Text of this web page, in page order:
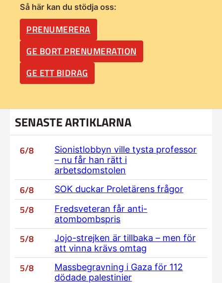
Så här kan du stödja oss:
PRENUMERERA
GE BORT PRENUMERATION
GE ETT BIDRAG
SENASTE ARTIKLARNA
6/8
Sionistlobbyn ville tysta professor
– nu får han rätt i
arbetsdomstolen
6/8 SOK duckar Proletärens frågor
5/8
Fredsveteran får anti-
atombombspris
5/8
Jojo-strejken är tillbaka – men för
att vinna krävs omtag
5/8
Massbegravning i Gaza för 112
dödade palestinier